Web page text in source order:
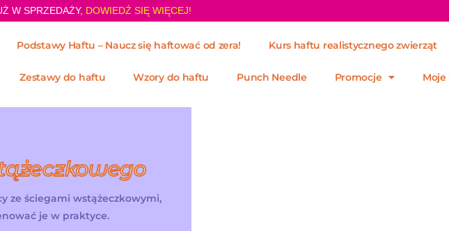
W SPRZEDAŻY, DOWIEDŹ SIĘ WIĘCEJ!
Podstawy Haftu – Naucz się haftować od zera! Kurs haftu realistycznego zwierząt
Zestawy do haftu Wzory do haftu Punch Needle Promocje
ze ściegami wstążeczkowymi,
je w praktyce.